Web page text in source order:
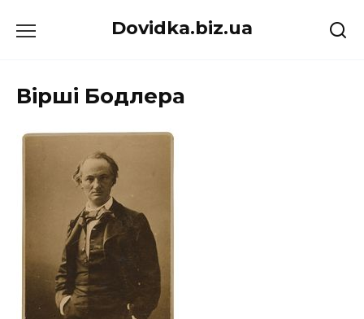
до
Dovidka.biz.ua
Вірші Бодлера